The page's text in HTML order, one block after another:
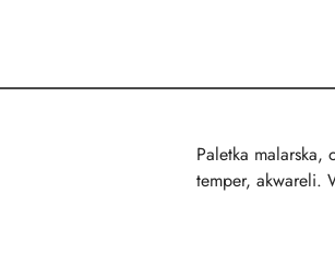
Paletka
temper, akwareli.